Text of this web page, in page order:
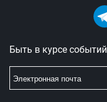
Быть в курсе событий